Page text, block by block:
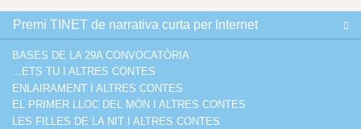
Premi TINET de narrativa curta per Internet
BASES DE LA 29A CONVOCATÒRIA
...ETS TU I ALTRES CONTES
ENLAIRAMENT I ALTRES CONTES
EL PRIMER LLOC DEL MÓN I ALTRES CONTES
LES FILLES DE LA NIT I ALTRES CONTES